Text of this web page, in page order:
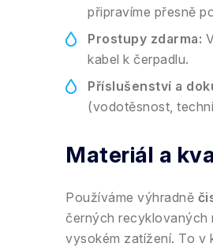
připravíme přesně
Prostupy zdarma:
kabel k čerpadlu.
Příslušenství a
(vodotěsnost,
Materiál a
Používáme výhradně
černých recyklovaných
vysokém zatížení. To v